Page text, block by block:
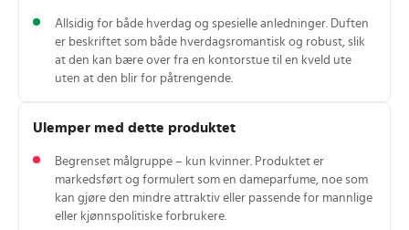
Allsidig for både hverdag og spesielle anledninger. Duften
er beskriftet som både hverdagsromantisk og robust, slik
at den kan bære over fra en kontorstue til en kveld ute
uten at den blir for påtrengende.
Ulemper med dette produktet
Begrenset målgruppe – kun kvinner. Produktet er
markedsført og formulert som en dameparfume, noe som
kan gjøre den mindre attraktiv eller passende for mannlige
eller kjønnspolitiske forbrukere.